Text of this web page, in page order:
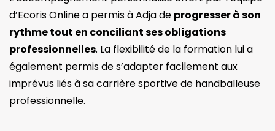
d’Ecoris Online a permis à Adja de progresser à son
rythme tout en conciliant ses obligations
professionnelles. La flexibilité de la formation lui a
également permis de s’adapter facilement aux
imprévus liés à sa carrière sportive de handballeuse
professionnelle.